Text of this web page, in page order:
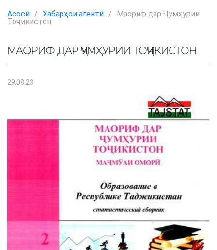
Асосӣ / Хабарҳои агентӣ /
Маориф дар Ҷумҳурии
Тоҷикистон
МАОРИФ ДАР ҶУМҲУРИИ ТОҶИКИСТОН
29.08.23